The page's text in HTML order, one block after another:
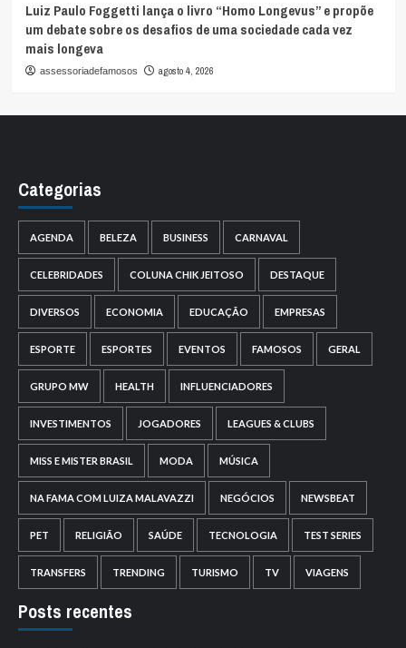
Luiz Paulo Foggetti lança o livro “Homo Longevus” e propõe
um debate sobre os desafios de uma sociedade cada vez
mais longeva
assessoriadefamosos agosto 4, 2026
Categorias
AGENDA BELEZA BUSINESS CARNAVAL
CELEBRIDADES COLUNA CHIK JEITOSO DESTAQUE
DIVERSOS ECONOMIA EDUCAÇÃO EMPRESAS
ESPORTE ESPORTES EVENTOS FAMOSOS GERAL
GRUPO MW HEALTH INFLUENCIADORES
INVESTIMENTOS JOGADORES LEAGUES & CLUBS
MISS E MISTER BRASIL MODA MÚSICA
NA FAMA COM LUIZA MALAVAZZI NEGÓCIOS NEWSBEAT
PET RELIGIÃO SAÚDE TECNOLOGIA TEST SERIES
TRANSFERS TRENDING TURISMO TV VIAGENS
Posts recentes